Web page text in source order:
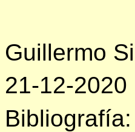
Guillermo
21-12-2020
Bibliografía: